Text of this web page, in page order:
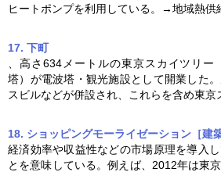
ヒートポンプを利用している。→地域熱供
17. 下町
、高さ634メートルの東京スカイツリー
塔）が電波塔・観光施設として開業した
スビルなどが併設され、これらを含め東京
18. ショッピングモーライゼーション［建築
経済効率や収益性などの市場原理を導入
とを意味している。例えば、2012年は東